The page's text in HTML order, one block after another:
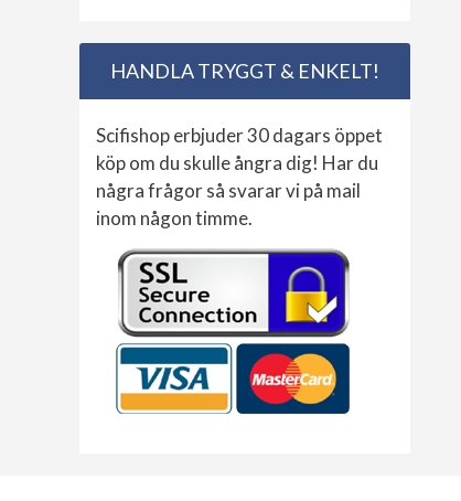
HANDLA TRYGGT & ENKELT!
Scifishop erbjuder 30 dagars öppet
köp om du skulle ångra dig! Har du
några frågor så svarar vi på mail
inom någon timme.